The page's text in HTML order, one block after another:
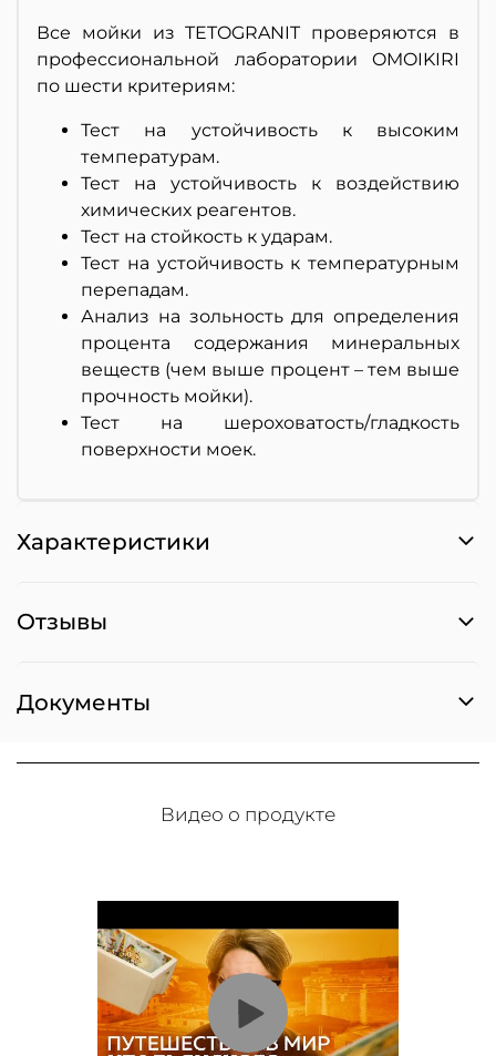
Все мойки из TETOGRANIT проверяются в
профессиональной лаборатории OMOIKIRI
по шести критериям:
Тест на устойчивость к высоким
температурам.
Тест на устойчивость к воздействию
химических реагентов.
Тест на стойкость к ударам.
Тест на устойчивость к температурным
перепадам.
Анализ на зольность для определения
процента содержания минеральных
веществ (чем выше процент – тем выше
прочность мойки).
Тест на шероховатость/гладкость
поверхности моек.
Характеристики
Отзывы
Документы
Видео о продукте